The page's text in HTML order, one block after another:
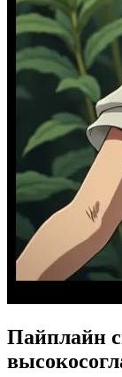
Пайплайн